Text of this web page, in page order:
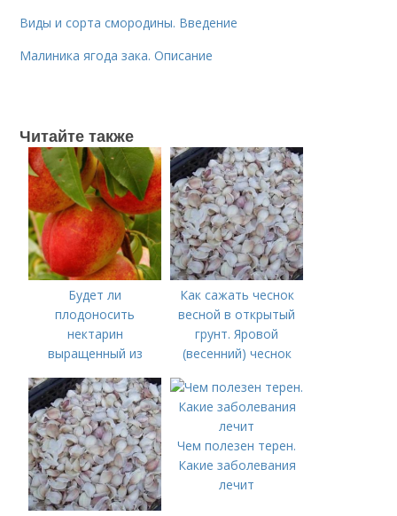
Виды и сорта смородины. Введение
Малиника ягода зака. Описание
Читайте также
Будет ли
плодоносить
нектарин
выращенный из
Выращивание на
даче
Как сажать чеснок
весной в открытый
грунт. Яровой
(весенний) чеснок
Чем полезен терен.
Какие заболевания
лечит